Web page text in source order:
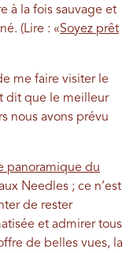
à la fois sauvage et
(Lire : «Soyez prêt
me faire visiter le
dit que le meilleur
nous avons prévu
panoramique du
Needles ; ce n’est
de rester
et admirer tous
de belles vues, la